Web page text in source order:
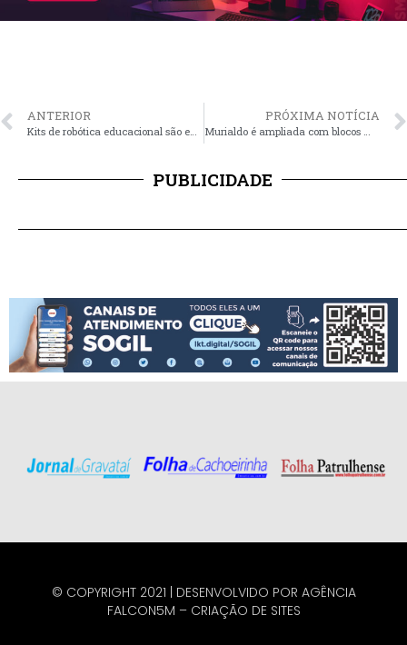
ANTERIOR PRÓXIMA NOTÍCIA
PUBLICIDADE
© COPYRIGHT 2021 | DESENVOLVIDO POR AGÊNCIA
FALCON5M – CRIAÇÃO DE SITES